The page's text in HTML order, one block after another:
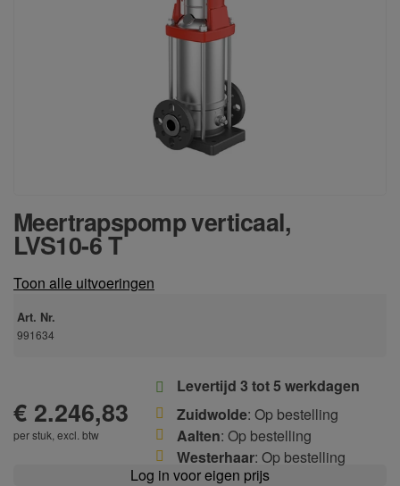
Meertrapspomp verticaal,
LVS10-6 T
Toon alle uitvoeringen
Art. Nr.
991634
€ 2.246,83
per stuk, excl. btw
Levertijd 3 tot 5 werkdagen
Zuidwolde: Op bestelling
Aalten: Op bestelling
Westerhaar: Op bestelling
Log in voor eigen prijs